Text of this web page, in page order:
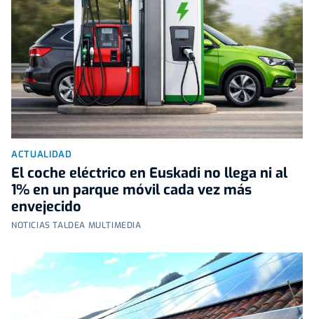
ACTUALIDAD
El coche eléctrico en Euskadi no llega ni al
1% en un parque móvil cada vez más
envejecido
NOTICIAS TALDEA MULTIMEDIA